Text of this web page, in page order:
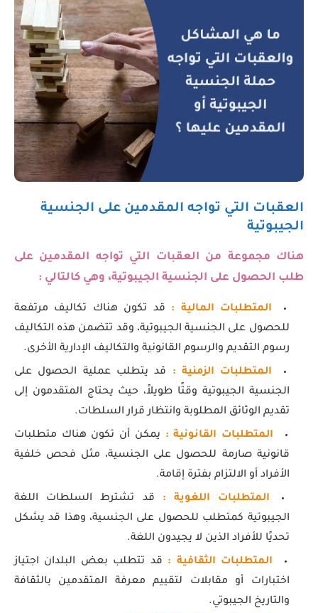
العقبات التي تواجه المقدمين على الجنسية
الجيبوتية
هناك مجموعة من العقبات التي تواجه المقدمين على
طلب الحصول على الجنسية الجيبوتية، وهي كالتالي :
المتطلبات المالية : قد تكون هناك تكاليف مرتفعة
للحصول على الجنسية الجيبوتية، وقد تتضمن هذه التكاليف
رسوم التقديم والرسوم القانونية والتكاليف الإدارية الأخرى.
المتطلبات الزمنية :
قد يتطلب عملية الحصول على
الجنسية الجيبوتية وقتًا طويلاً، حيث يحتاج المتقدمون إلى
تقديم الوثائق المطلوبة وانتظار قرار السلطات.
المتطلبات القانونية : يمكن أن تكون هناك متطلبات
قانونية صارمة للحصول على الجنسية، مثل فحص خلفية
الأفراد أو الالتزام بفترة إقامة.
المتطلبات اللغوية : قد تشترط السلطات اللغة
الجيبوتية كمتطلب للحصول على الجنسية، وهذا قد يشكل
تحديًا للأفراد الذين لا يجيدون اللغة.
المتطلبات الثقافية : قد تتطلب بعض البلدان اجتياز
اختبارات أو مقابلات لتقييم معرفة المتقدمين بالثقافة
والتاريخ الجيبوتي.